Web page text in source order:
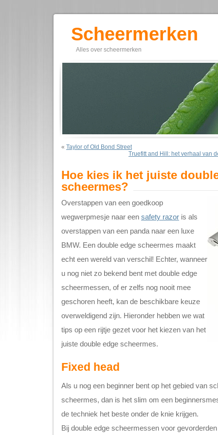
Scheermerken
Alles over scheermerken
« Taylor of Old Bond Street
Truefitt and Hill: het verhaal van
Hoe kies ik het juiste
scheermes?
Overstappen van een goedkoop
wegwerpmesje naar een safety razor is als
overstappen van een panda naar een luxe
BMW. Een double edge scheermes maakt
echt een wereld van verschil! Echter, wanneer
u nog niet zo bekend bent met double edge
scheermessen, of er zelfs nog nooit mee
geschoren heeft, kan de beschikbare keuze
overweldigend zijn. Hieronder hebben we wat
tips op een rijtje gezet voor het kiezen van het
juiste double edge scheermes.
Fixed head
Als u nog een beginner bent op het gebied van
scheermes, dan is het slim om een
de techniek het beste onder de knie krijgen.
Bij double edge scheermessen voor